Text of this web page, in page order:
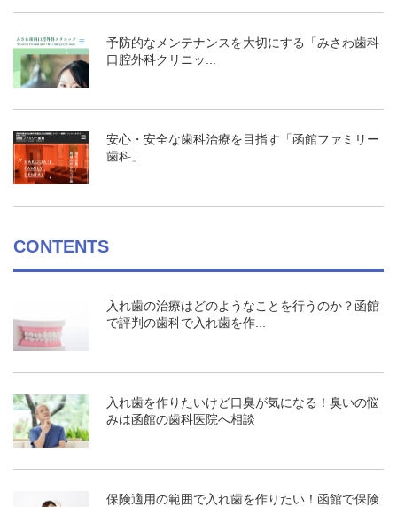
予防的なメンテナンスを大切にする「みさわ歯科
口腔外科クリニッ...
安心・安全な歯科治療を目指す「函館ファミリー
歯科」
CONTENTS
入れ歯の治療はどのようなことを行うのか？函館
で評判の歯科で入れ歯を作...
入れ歯を作りたいけど口臭が気になる！臭いの悩
みは函館の歯科医院へ相談
保険適用の範囲で入れ歯を作りたい！函館で保険